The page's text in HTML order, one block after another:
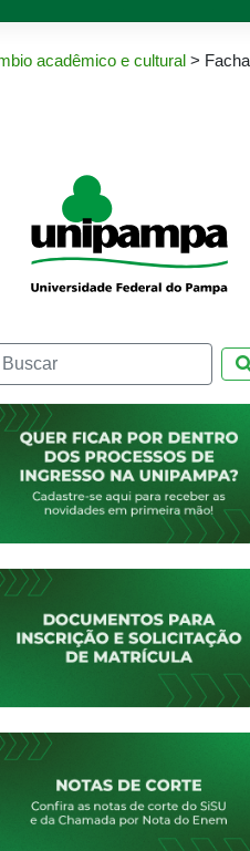
acadêmico e cultural >